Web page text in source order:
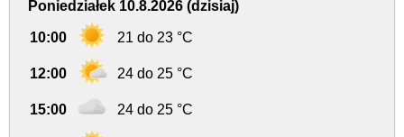
Poniedziałek 10.8.2026 (dzisiaj)
10:00 21 do 23 °C
12:00 24 do 25 °C
15:00 24 do 25 °C